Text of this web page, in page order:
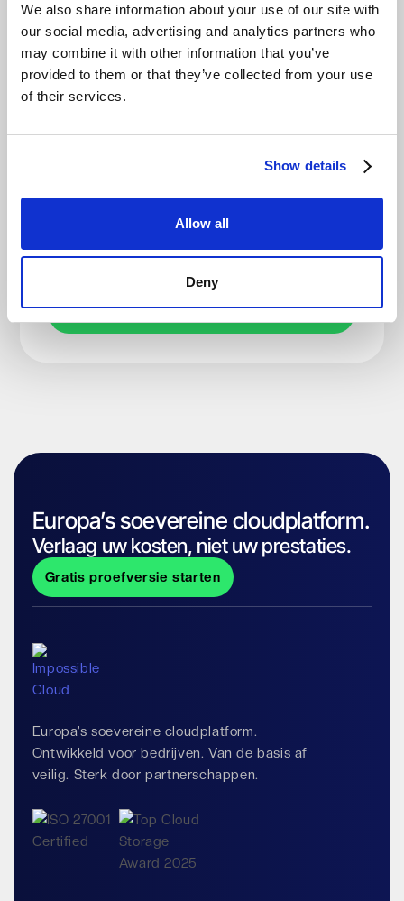
We also share information about your use of our site with
our social media, advertising and analytics partners who
may combine it with other information that you’ve
provided to them or that they’ve collected from your use
of their services.
Show details
Allow all
Deny
Europa’s soevereine cloudplatform.
Verlaag uw kosten, niet uw prestaties.
Gratis proefversie starten
Europa’s soevereine cloudplatform.
Ontwikkeld voor bedrijven. Van de basis af
veilig. Sterk door partnerschappen.